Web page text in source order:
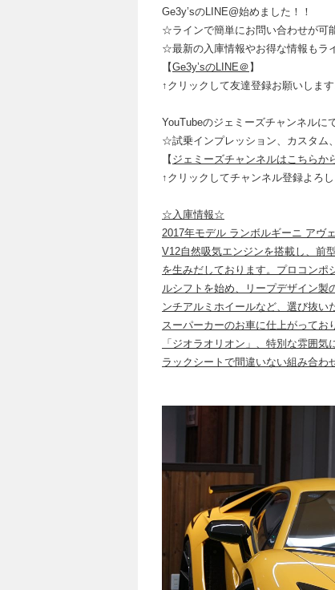
Ge3y’sのLINE@始めました！！
☆ラインで簡単にお問い合わせが可
☆最新の入庫情報やお得な情報もラ
【Ge3y’sのLINE＠ 】
↑クリックして友達登録お願いしま
YouTubeのジェミーズチャンネルに
☆試乗インプレッション、カスタム
【 ジェミーズチャンネルはこちらか
↑クリックしてチャンネル登録よろ
☆入庫情報☆
2017年モデル ランボルギーニ アヴ
V12自然吸気エンジンを搭載し、前
を生みだしております。プロコンポ
ルシフトを始め、リープデザイン製
ンチアルミホイールなど、選び抜い
スーパーカーのお車に仕上がってお
「ジオラオリオン」、特別な雰囲
ラックシートで間違いない組み合わ